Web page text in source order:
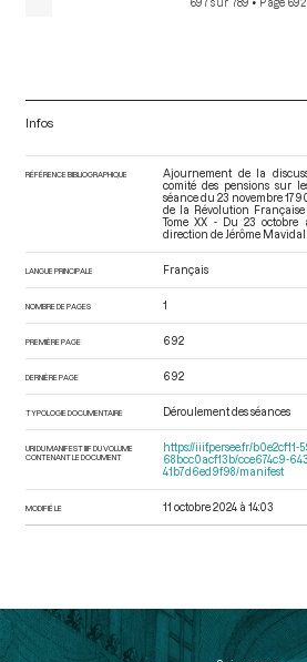
Infos
RÉFÉRENCE BIBLIOGRAPHIQUE
Ajournement de la
comité des pensions sur
séance du 23 novembre
de la Révolution
Tome XX - Du 23 octobre
direction de Jérôme Mavidal
LANGUE PRINCIPALE Français
NOMBRE DE PAGES 1
PREMIÈRE PAGE 692
DERNIÈRE PAGE 692
TYPOLOGIE DOCUMENTAIRE Déroulement des séances
URI DU MANIFEST IIIF DU VOLUME
CONTENANT LE DOCUMENT
https://iiif.persee.fr/b0e2cf11-
68bcc0acf13b/cce674c9-
41b7d6ed9f98/manifest
MODIFIÉ LE 11 octobre 2024 à 14:03